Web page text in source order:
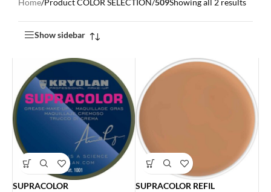
Home/Product COLOR SELECTION/509Showing all 2 results
Show sidebar
SUPRACOLOR SUPRACOLOR REFIL